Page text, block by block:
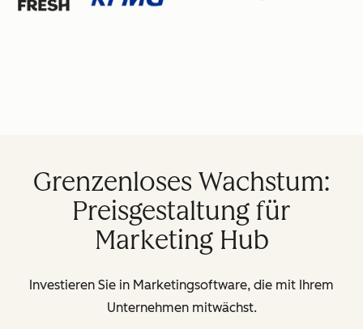
Grenzenloses Wachstum:
Preisgestaltung für
Marketing Hub
Investieren Sie in Marketingsoftware, die mit Ihrem
Unternehmen mitwächst.